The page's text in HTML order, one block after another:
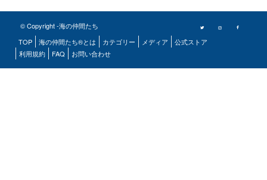
© Copyright -海の仲間たち
TOP
海の仲間たち®とは カテゴリー メディア
公式ストア
利用規約
FAQ お問い合わせ